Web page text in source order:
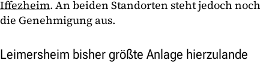
Iffezheim. An beiden Standorten steht jedoch noch
die Genehmigung aus.
Leimersheim bisher größte Anlage hierzulande